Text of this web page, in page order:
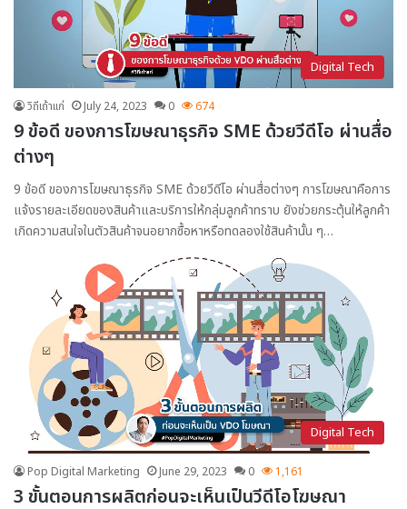
Digital Tech
วิถีเถ้าแก่ July 24, 2023 0 674
9 ข้อดี ของการโฆษณาธุรกิจ SME ด้วยวีดีโอ ผ่านสื่อ
ต่างๆ
9 ข้อดี ของการโฆษณาธุรกิจ SME ด้วยวีดีโอ ผ่านสื่อต่างๆ การโฆษณาคือการ
แจ้งรายละเอียดของสินค้าและบริการให้กลุ่มลูกค้าทราบ ยังช่วยกระตุ้นให้ลูกค้า
เกิดความสนใจในตัวสินค้าจนอยากซื้อหาหรือทดลองใช้สินค้านั้น ๆ…
Digital Tech
Pop Digital Marketing June 29, 2023 0 1,161
3 ขั้นตอนการผลิตก่อนจะเห็นเป็นวีดีโอโฆษณา